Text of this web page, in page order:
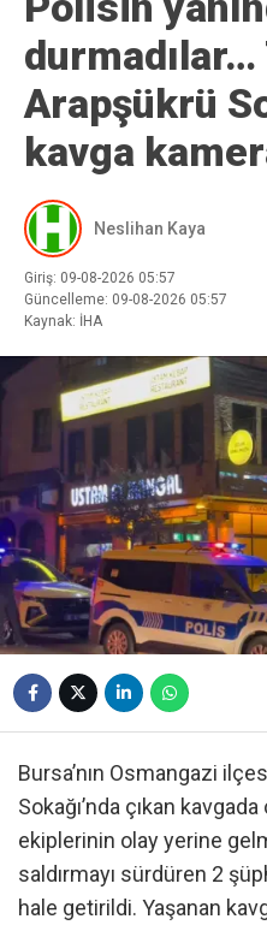
Arapşükrü
kavga
Neslihan Kaya
Giriş: 09-08-2026 05:57
Güncelleme: 09-08-2026 05:57
Kaynak: İHA
Bursa’nın Osmangazi
Sokağı’nda çıkan
ekiplerinin olay yerine
saldırmayı sürdüren 2
hale getirildi. Yaşanan